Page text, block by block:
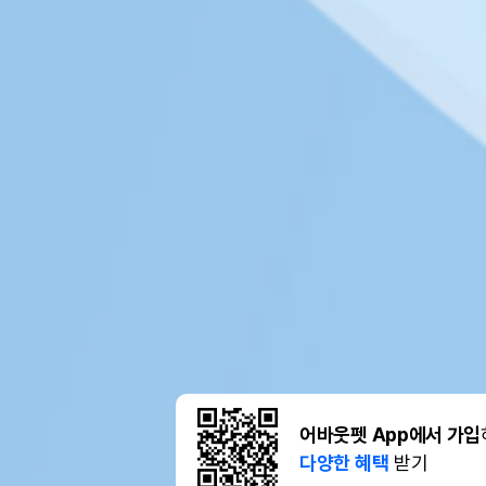
어바웃펫 App에서 가입
다양한 혜택 받기